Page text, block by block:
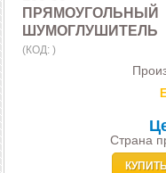
ПРЯМОУГОЛЬНЫЙ
ШУМОГЛУШИТЕЛЬ
(КОД: )
Страна